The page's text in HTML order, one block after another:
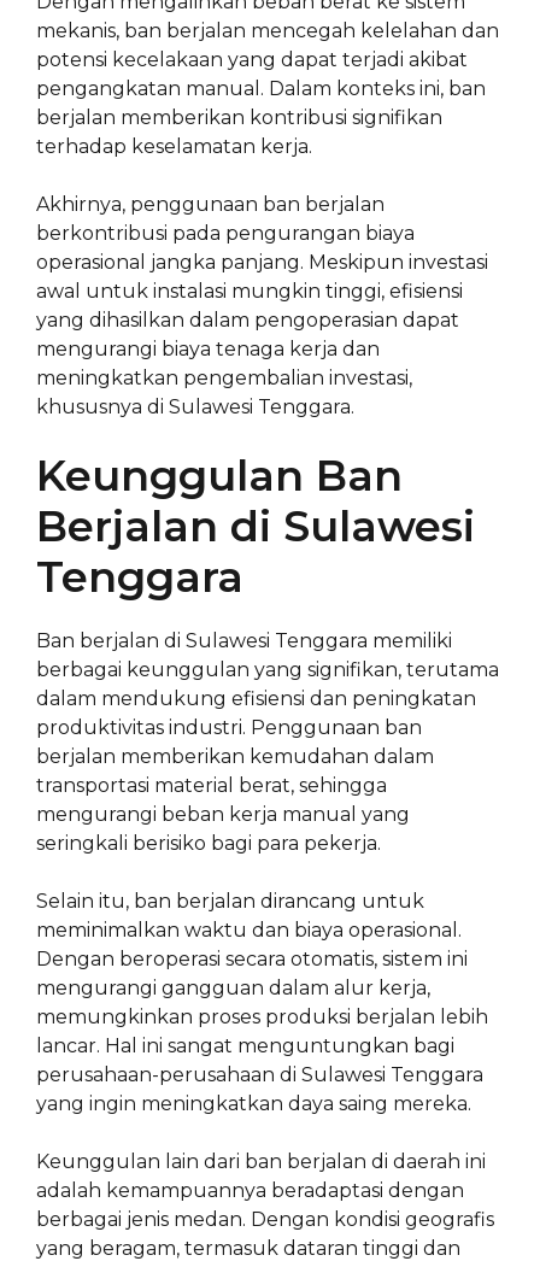
mekanis, ban berjalan mencegah kelelahan dan
potensi kecelakaan yang dapat terjadi akibat
pengangkatan manual. Dalam konteks ini, ban
berjalan memberikan kontribusi signifikan
terhadap keselamatan kerja.
Akhirnya, penggunaan ban berjalan
berkontribusi pada pengurangan biaya
operasional jangka panjang. Meskipun investasi
awal untuk instalasi mungkin tinggi, efisiensi
yang dihasilkan dalam pengoperasian dapat
mengurangi biaya tenaga kerja dan
meningkatkan pengembalian investasi,
khususnya di Sulawesi Tenggara.
Keunggulan Ban
Berjalan di Sulawesi
Tenggara
Ban berjalan di Sulawesi Tenggara memiliki
berbagai keunggulan yang signifikan, terutama
dalam mendukung efisiensi dan peningkatan
produktivitas industri. Penggunaan ban
berjalan memberikan kemudahan dalam
transportasi material berat, sehingga
mengurangi beban kerja manual yang
seringkali berisiko bagi para pekerja.
Selain itu, ban berjalan dirancang untuk
meminimalkan waktu dan biaya operasional.
Dengan beroperasi secara otomatis, sistem ini
mengurangi gangguan dalam alur kerja,
memungkinkan proses produksi berjalan lebih
lancar. Hal ini sangat menguntungkan bagi
perusahaan-perusahaan di Sulawesi Tenggara
yang ingin meningkatkan daya saing mereka.
Keunggulan lain dari ban berjalan di daerah ini
adalah kemampuannya beradaptasi dengan
berbagai jenis medan. Dengan kondisi geografis
yang beragam, termasuk dataran tinggi dan